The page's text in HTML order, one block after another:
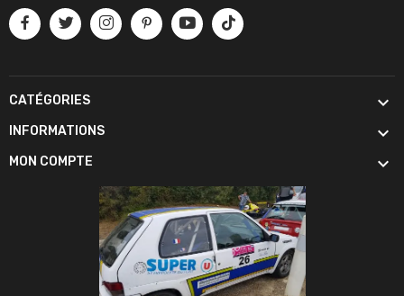
CATÉGORIES 
INFORMATIONS 
MON COMPTE 